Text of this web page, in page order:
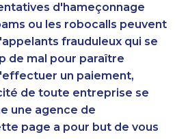
d'hameçonnage
ou les robocalls peuvent
frauduleux qui se
de mal pour paraître
un paiement,
de toute entreprise se
une agence de
page a pour but de vous